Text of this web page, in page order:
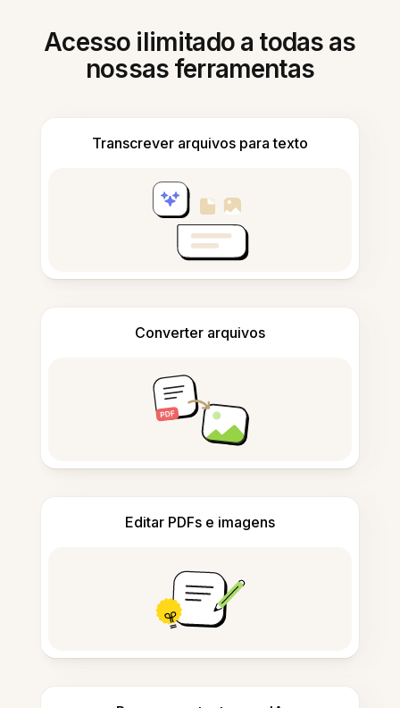
Acesso ilimitado a todas as
nossas ferramentas
Transcrever arquivos para texto
Converter arquivos
Editar PDFs e imagens